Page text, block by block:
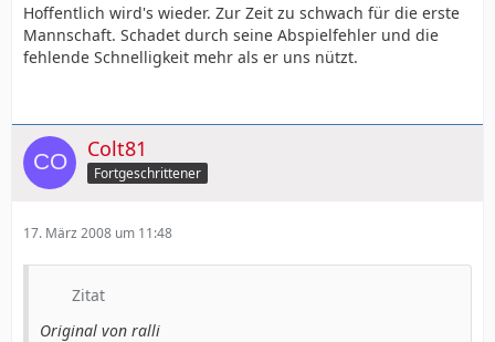
Hoffentlich wird's wieder. Zur Zeit zu schwach für die erste
Mannschaft. Schadet durch seine Abspielfehler und die
fehlende Schnelligkeit mehr als er uns nützt.
Colt81
Fortgeschrittener
17. März 2008 um 11:48
Zitat
Original von ralli